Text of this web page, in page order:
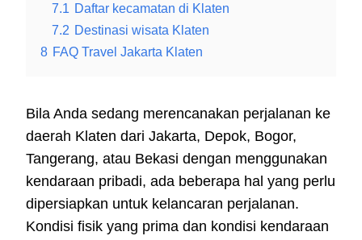
7.1 Daftar kecamatan di Klaten
7.2 Destinasi wisata Klaten
8 FAQ Travel Jakarta Klaten
Bila Anda sedang merencanakan perjalanan ke
daerah Klaten dari Jakarta, Depok, Bogor,
Tangerang, atau Bekasi dengan menggunakan
kendaraan pribadi, ada beberapa hal yang perlu
dipersiapkan untuk kelancaran perjalanan.
Kondisi fisik yang prima dan kondisi kendaraan